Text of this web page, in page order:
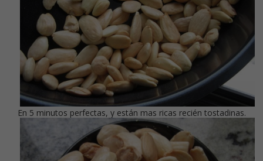
En 5 minutos perfectas, y están mas ricas recién tostadinas.